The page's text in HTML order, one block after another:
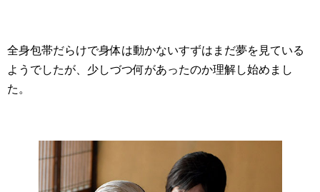
全身包帯だらけで身体は動かないすずはまだ夢を見ている
ようでしたが、少しづつ何があったのか理解し始めまし
た。